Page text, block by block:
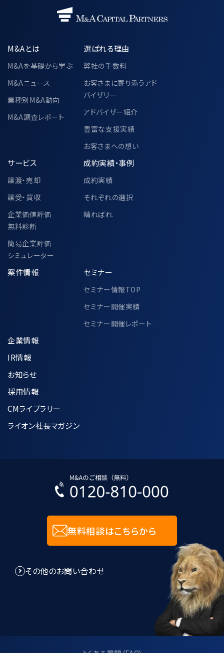
M&Aとは
M&Aを基礎から学ぶ
M&Aニュース
業種別M&A動向
M&A調査レポート
選ばれる理由
弊社の手数料
お客さまに寄り添うアド
バイザリー
アドバイザー紹介
豊富な支援実績
お客さまへの想い
サービス
譲渡・売却
譲受・買収
企業価値評価
無料診断
簡易企業評価
シミュレーター
成約実績・事例
成約実績
それぞれの選択
晴ればれ
案件情報 セミナー
セミナー情報TOP
セミナー開催実績
セミナー開催レポート
企業情報
IR情報
お知らせ
採用情報
CMライブラリー
ライオン社長マガジン
無料相談はこちらから
その他のお問い合わせ